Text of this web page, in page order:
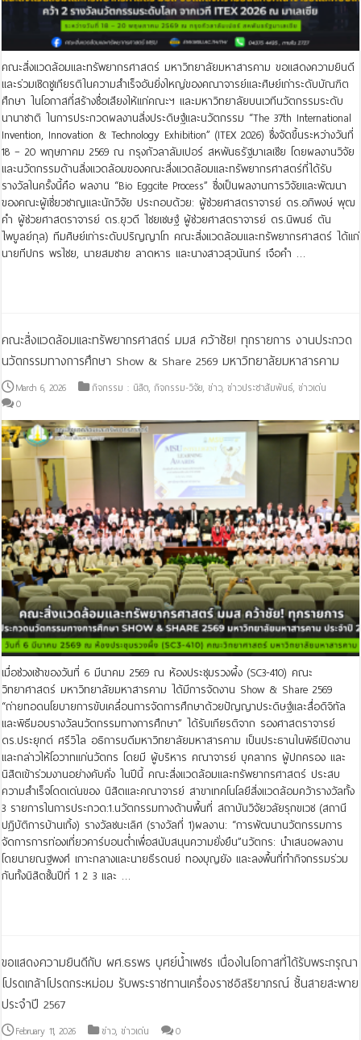
คณะสิ่งแวดล้อมและทรัพยากรศาสตร์ มหาวิทยาลัยมหาสารคาม ขอแสดงความยินดี
และร่วมเชิดชูเกียรติในความสำเร็จอันยิ่งใหญ่ของคณาจารย์และศิษย์เก่าระดับบัณฑิต
ศึกษา ในโอกาสที่สร้างชื่อเสียงให้แก่คณะฯ และมหาวิทยาลัยบนเวทีนวัตกรรมระดับ
นานาชาติ ในการประกวดผลงานสิ่งประดิษฐ์และนวัตกรรม “The 37th International
Invention, Innovation & Technology Exhibition” (ITEX 2026) ซึ่งจัดขึ้นระหว่างวันที่
18 – 20 พฤษภาคม 2569 ณ กรุงกัวลาลัมเปอร์ สหพันธรัฐมาเลเซีย โดยผลงานวิจัย
และนวัตกรรมด้านสิ่งแวดล้อมของคณะสิ่งแวดล้อมและทรัพยากรศาสตร์ที่ได้รับ
รางวัลในครั้งนี้คือ ผลงาน “Bio Eggcite Process” ซึ่งเป็นผลงานการวิจัยและพัฒนา
ของคณะผู้เชี่ยวชาญและนักวิจัย ประกอบด้วย: ผู้ช่วยศาสตราจารย์ ดร.อภิพงษ์ พุฒ
คำ ผู้ช่วยศาสตราจารย์ ดร.ยุวดี ไชยเชษฐ์ ผู้ช่วยศาสตราจารย์ ดร.นิพนธ์ ตัน
ไพบูลย์กุล) ทีมศิษย์เก่าระดับปริญญาโท คณะสิ่งแวดล้อมและทรัพยากรศาสตร์ ได้แก่
นายทีปกร พรไชย, นายสมชาย ลาดหาร และนางสาวสุวนันทร์ เจือคำ …
คณะสิ่งแวดล้อมและทรัพยากรศาสตร์ มมส คว้าชัย! ทุกรายการ งานประกวด
นวัตกรรมทางการศึกษา Show & Share 2569 มหาวิทยาลัยมหาสารคาม
March 6, 2026 กิจกรรม : นิสิต,กิจกรรม-วิจัย,ข่าว,ข่าวประชาสัมพันธ์,ข่าวเด่น
0
เมื่อช่วงเช้าของวันที่ 6 มีนาคม 2569 ณ ห้องประชุมรวงผึ้ง (SC3-410) คณะ
วิทยาศาสตร์ มหาวิทยาลัยมหาสารคาม ได้มีการจัดงาน Show & Share 2569
“ถ่ายทอดนโยบายการขับเคลื่อนการจัดการศึกษาด้วยปัญญาประดิษฐ์และสื่อดิจิทัล
และพิธีมอบรางวัลนวัตกรรมทางการศึกษา” ได้รับเกียรติจาก รองศาสตราจารย์
ดร.ประยุกต์ ศรีวิไล อธิการบดีมหาวิทยาลัยมหาสารคาม เป็นประธานในพิธีเปิดงาน
และกล่าวให้โอวาทแก่นวัตกร โดยมี ผู้บริหาร คณาจารย์ บุคลากร ผู้ปกครอง และ
นิสิตเข้าร่วมงานอย่างคับคั่ง ในปีนี้ คณะสิ่งแวดล้อมและทรัพยากรศาสตร์ ประสบ
ความสำเร็จโดดเด่นของ นิสิตและคณาจารย์ สาขาเทคโนโลยีสิ่งแวดล้อมคว้ารางวัลทั้ง
3 รายการในการประกวด:1.นวัตกรรมทางด้านพื้นที่ สถาบันวิจัยวลัยรุกขเวช (สถานี
ปฏิบัติการบ้านเกิ้ง) รางวัลชนะเลิศ (รางวัลที่ 1)ผลงาน: “การพัฒนานวัตกรรมการ
จัดการการท่องเที่ยวคาร์บอนต่ำเพื่อสนับสนุนความยั่งยืน”นวัตกร: นำเสนอผลงาน
โดยนายณฐพงศ์ เกาะกลางและนายธีรดนย์ ทองบุญยัง และลงพื้นที่ทำกิจกรรมร่วม
กันทั้งนิสิตชั้นปีที่ 1 2 3 และ …
ขอแสดงความยินดีกับ ผศ.ธรพร บุศย์น้ำเพชร เนื่องในโอกาสที่ได้รับพระกรุณา
โปรดเกล้าโปรดกระหม่อม รับพระราชทานเครื่องราชอิสริยาภรณ์ ชั้นสายสะพาย
ประจําปี 2567
February 11, 2026 ข่าว,ข่าวเด่น 0